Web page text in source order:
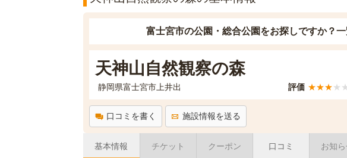
富士宮市の公園・総合公園をお探しですか？
天神山自然観察の森
静岡県富士宮市上井出 評価 ★★★★
口コミを書く 施設情報を送る
基本情報 チケット クーポン 口コミ お知